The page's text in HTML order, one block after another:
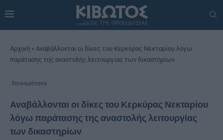
Αρχική » Αναβάλλονται οι δίκες του Κερκύρας Νεκταρίου λόγω
παράτασης της αναστολής λειτουργίας των δικαστηρίων
Επικαιρότητα
Αναβάλλονται οι δίκες του Κερκύρας Νεκταρίου
λόγω παράτασης της αναστολής λειτουργίας
των δικαστηρίων